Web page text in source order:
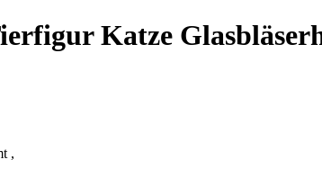
Katze
,